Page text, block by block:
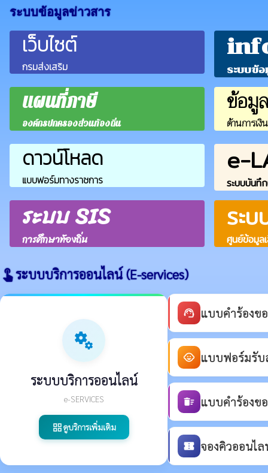
ระบบข้อมูลข่าวสาร
เว็บไซต์
กรมส่งเสริม ระบบข้
แผนที่ภาษี
องค์กรปกครองส่วนท้องถิ่น
ข้อมูล
ด้านการเ
ดาวน์โหลด
แบบฟอร์มทางราชการ
e-
ระบบบัน
ระบบ SIS
การศึกษาท้องถิ่น
ระบ
ศูนย์ข้อมูล
touch_appระบบบริการออนไลน์ (E-services)
miscellaneous_services
ระบบบริการออนไลน์
e-SERVICES
grid_viewดูบริการเพิ่มเติม
support_agent แบบคำร้องข
child_care แบบฟอร์มรับ
delete_sweep แบบคำร้องข
confirmation_number จองคิวออนไ